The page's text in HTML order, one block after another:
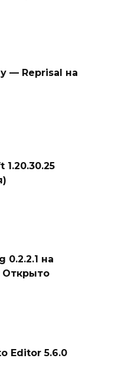
— Reprisal на
0.2.2.1 на
Editor 5.6.0